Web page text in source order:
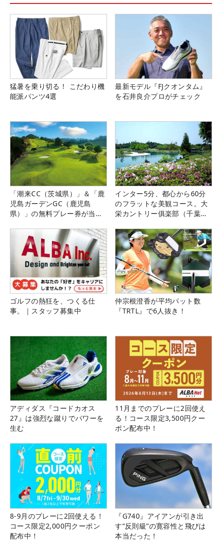
猛暑を乗り切る！ こだわり機
能派パンツ4選
最新モデル『FJクオンタム』
を石井良介プロがチェック
「潮来CC（茨城県）」＆「鹿
児島ガーデンGC（鹿児島
県）」の無料プレー券が当た
インター5分、都心から60分
のフラットな美観コース。大
栄カントリー俱楽部（千葉
ゴルフの熱狂を、つくる仕
事。｜スタッフ募集中
仲宗根澄香が平均パット数
『TRTL』で6人抜き！
アディダス『コードカオス
27』は強烈な蹴りでパワーを
生む
11月までのプレーに2回使え
る！コース限定3,500円クー
ポン配布中！
8-9月のプレーに2回使える！
コース限定2,000円クーポン
配布中！
『G740』アイアンが引き出
す“反則級”の寛容性と飛びは
本当だった！